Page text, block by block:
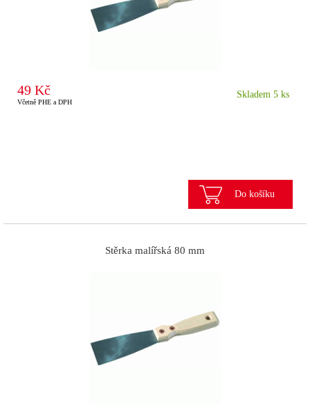
49 Kč
Včetně PHE a DPH
Skladem 5 ks
Do košíku
Stěrka malířská 80 mm